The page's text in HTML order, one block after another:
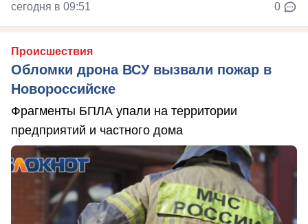
сегодня в 09:51 0
Происшествия
Обломки дрона ВСУ вызвали пожар в
Новороссийске
Фрагменты БПЛА упали на территории
предприятий и частного дома